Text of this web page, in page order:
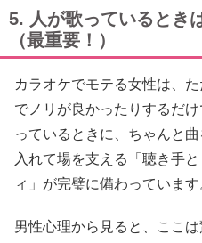
5. 人が歌っているとき
（最重要！）
カラオケでモテる女性は、
でノリが良かったりするだ
っているときに、ちゃんと
入れて場を支える「聴き手
ィ」が完璧に備わっています
男性心理から見ると、ここ